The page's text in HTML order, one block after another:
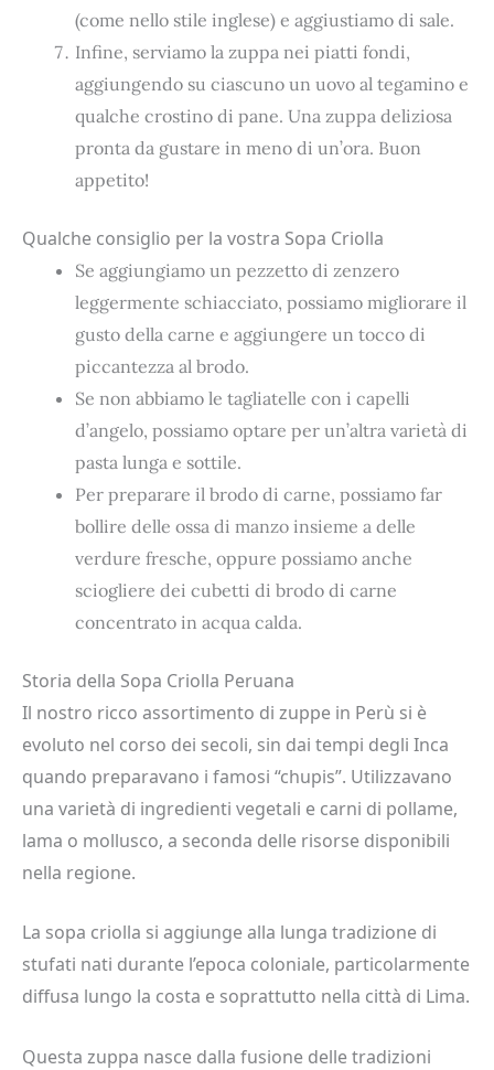
(come nello stile inglese) e aggiustiamo di sale.
Infine, serviamo la zuppa nei piatti fondi,
aggiungendo su ciascuno un uovo al tegamino e
qualche crostino di pane. Una zuppa deliziosa
pronta da gustare in meno di un’ora. Buon
appetito!
Qualche consiglio per la vostra Sopa Criolla
Se aggiungiamo un pezzetto di zenzero
leggermente schiacciato, possiamo migliorare il
gusto della carne e aggiungere un tocco di
piccantezza al brodo.
Se non abbiamo le tagliatelle con i capelli
d’angelo, possiamo optare per un’altra varietà di
pasta lunga e sottile.
Per preparare il brodo di carne, possiamo far
bollire delle ossa di manzo insieme a delle
verdure fresche, oppure possiamo anche
sciogliere dei cubetti di brodo di carne
concentrato in acqua calda.
Storia della Sopa Criolla Peruana
Il nostro ricco assortimento di zuppe in Perù si è
evoluto nel corso dei secoli, sin dai tempi degli Inca
quando preparavano i famosi “chupis”. Utilizzavano
una varietà di ingredienti vegetali e carni di pollame,
lama o mollusco, a seconda delle risorse disponibili
nella regione.
La sopa criolla si aggiunge alla lunga tradizione di
stufati nati durante l’epoca coloniale, particolarmente
diffusa lungo la costa e soprattutto nella città di Lima.
Questa zuppa nasce dalla fusione delle tradizioni